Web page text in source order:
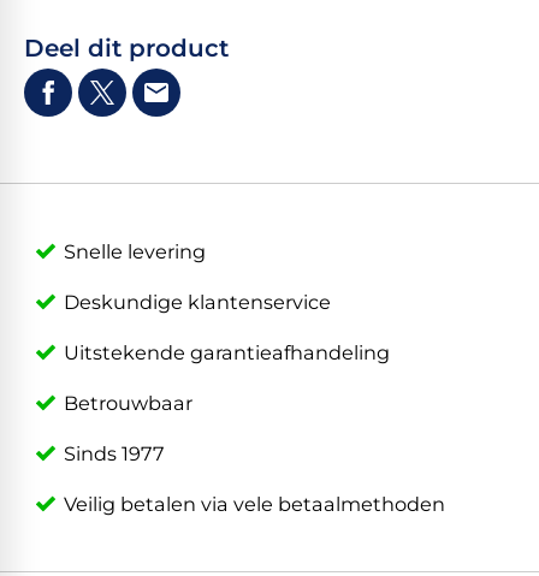
Deel dit product
Snelle levering
Deskundige klantenservice
Uitstekende garantieafhandeling
Betrouwbaar
Sinds 1977
Veilig betalen via vele betaalmethoden